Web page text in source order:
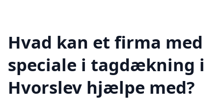
Hvad kan et firma med
speciale i tagdækning i
Hvorslev hjælpe med?